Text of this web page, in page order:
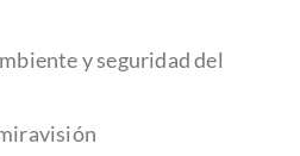
y seguridad del